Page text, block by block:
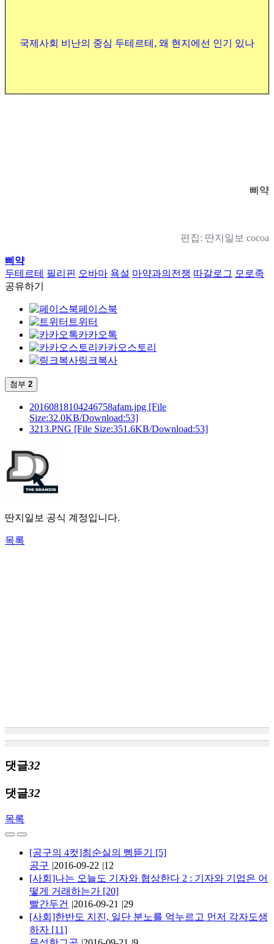
국제사회 비난의 중심 두테르테, 왜 현지에선 인기 있나
삐약
편집: 딴지일보 cocoa
삐약
두테르테 필리핀 오바마 욕설 마약과의전쟁 따갈로그 모로족
공유하기
페이스북
트위터
카카오톡
카카오스토리
링크복사
첨부 2
20160818104246758afam.jpg [File
Size:32.0KB/Download:53]
3213.PNG [File Size:351.6KB/Download:53]
딴지일보 공식 계정입니다.
목록
댓글32
댓글32
목록
[공구의 4컷]최순실의 삥뜯기 [5]
공구 |2016-09-22 |12
[사회]나는 오늘도 기자와 협상한다 2 : 기자와 기업은 어
떻게 거래하는가 [20]
빨간두건 |2016-09-21 |29
[사회]한반도 지진, 일단 분노를 억누르고 먼저 각자도생
하자 [11]